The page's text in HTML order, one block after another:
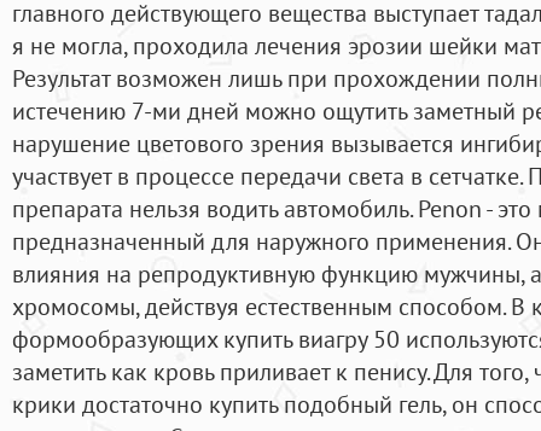
главного действующего вещества выступает
я не могла, проходила лечения эрозии шейки
Результат возможен лишь при прохождении
истечению 7-ми дней можно ощутить заметный
нарушение цветового зрения вызывается
участвует в процессе передачи света в
препарата нельзя водить автомобиль. Penon -
предназначенный для наружного применения.
влияния на репродуктивную функцию мужчины,
хромосомы, действуя естественным способом. В
формообразующих купить виагру 50
заметить как кровь приливает к пенису. Для
крики достаточно купить подобный гель, он